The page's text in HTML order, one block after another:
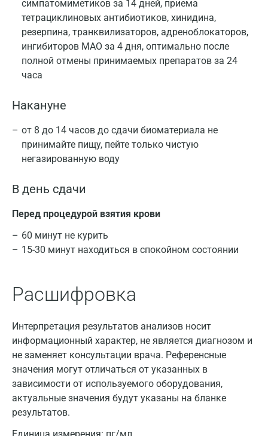
симпатомиметиков за 14 дней, приема
тетрациклиновых антибиотиков, хинидина,
резерпина, транквилизаторов, адреноблокаторов,
ингибиторов МАО за 4 дня, оптимально после
полной отмены принимаемых препаратов за 24
часа
Накануне
от 8 до 14 часов до сдачи биоматериала не
принимайте пищу, пейте только чистую
негазированную воду
В день сдачи
Перед процедурой взятия крови
60 минут не курить
15-30 минут находиться в спокойном состоянии
Расшифровка
Интерпретация результатов анализов носит
информационный характер, не является диагнозом и
не заменяет консультации врача. Референсные
значения могут отличаться от указанных в
зависимости от используемого оборудования,
актуальные значения будут указаны на бланке
результатов.
Москва
Санкт-Петербург